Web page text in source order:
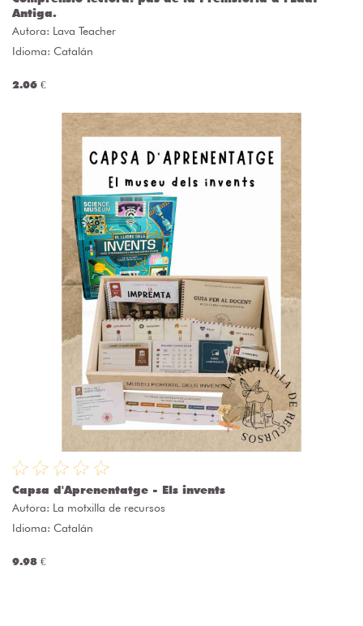
Antiga.
Autora: Lava Teacher
Idioma: Catalán
2.06 €
Capsa d'Aprenentatge - Els invents
Autora: La motxilla de recursos
Idioma: Catalán
9.98 €